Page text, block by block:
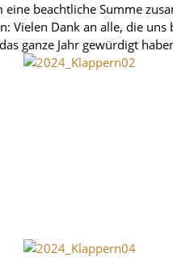
beachtliche Summe
Vielen Dank an alle, die
ganze Jahr gewürdigt